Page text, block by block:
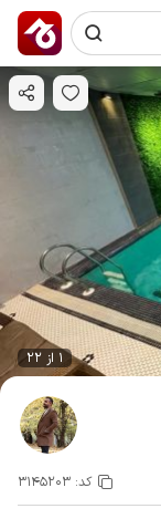
1 از 22
کد: 3145203